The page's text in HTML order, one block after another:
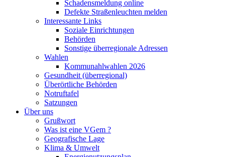
Schadensmeldung online
Defekte Straßenleuchten melden
Interessante Links
Soziale Einrichtungen
Behörden
Sonstige überregionale Adressen
Wahlen
Kommunahlwahlen 2026
Gesundheit (überregional)
Überörtliche Behörden
Notruftafel
Satzungen
Über uns
Grußwort
Was ist eine VGem ?
Geografische Lage
Klima & Umwelt